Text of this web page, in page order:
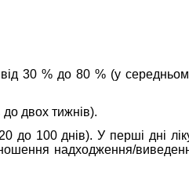
від 30 % до 80 % (у
двох тижнів).
до 100 днів). У перші дні
надходження/